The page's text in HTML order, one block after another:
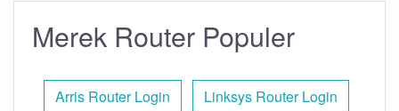
Merek Router Populer
Arris Router Login Linksys Router Login